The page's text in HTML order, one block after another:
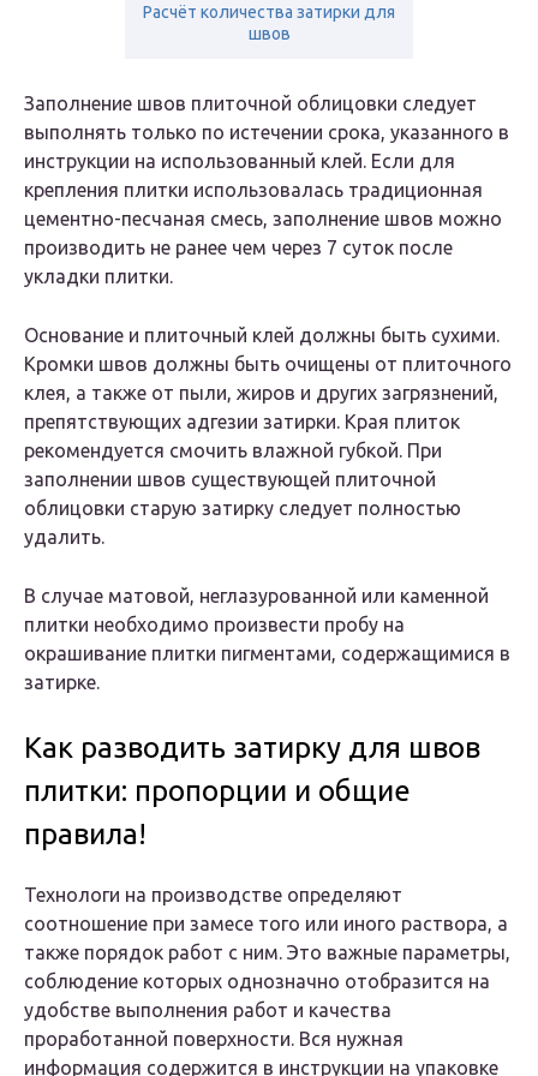
Расчёт количества затирки для
швов
Заполнение швов плиточной облицовки следует
выполнять только по истечении срока, указанного в
инструкции на использованный клей. Если для
крепления плитки использовалась традиционная
цементно-песчаная смесь, заполнение швов можно
производить не ранее чем через 7 суток после
укладки плитки.
Основание и плиточный клей должны быть сухими.
Кромки швов должны быть очищены от плиточного
клея, а также от пыли, жиров и других загрязнений,
препятствующих адгезии затирки. Края плиток
рекомендуется смочить влажной губкой. При
заполнении швов существующей плиточной
облицовки старую затирку следует полностью
удалить.
В случае матовой, неглазурованной или каменной
плитки необходимо произвести пробу на
окрашивание плитки пигментами, содержащимися в
затирке.
Как разводить затирку для швов
плитки: пропорции и общие
правила!
Технологи на производстве определяют
соотношение при замесе того или иного раствора, а
также порядок работ с ним. Это важные параметры,
соблюдение которых однозначно отобразится на
удобстве выполнения работ и качества
проработанной поверхности. Вся нужная
информация содержится в инструкции на упаковке